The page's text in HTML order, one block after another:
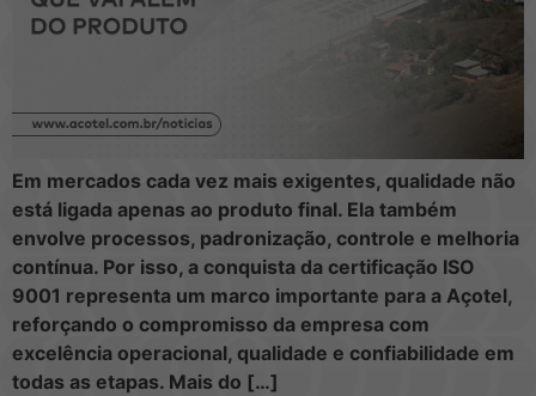
Em mercados cada vez mais exigentes, qualidade não
está ligada apenas ao produto final. Ela também
envolve processos, padronização, controle e melhoria
contínua. Por isso, a conquista da certificação ISO
9001 representa um marco importante para a Açotel,
reforçando o compromisso da empresa com
excelência operacional, qualidade e confiabilidade em
todas as etapas. Mais do […]